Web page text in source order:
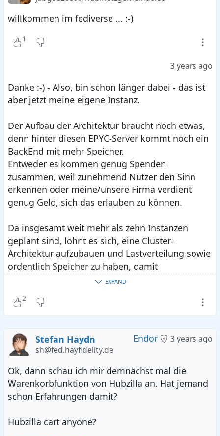
nomadischen Identität.
Euch doch einmal in der Zwischenzeit die
https://hubzilla.org/page/hubzilla/user_guide
willkommen im fediverse ... :-)
1
3 years ago
Danke :-) - Also, bin schon länger dabei - das ist
aber jetzt meine eigene Instanz.
Der Aufbau der Architektur braucht noch etwas,
denn hinter diesen EPYC-Server kommt noch ein
BackEnd mit mehr Speicher.
Entweder es kommen genug Spenden
zusammen, weil zunehmend Nutzer den Sinn
erkennen oder meine/unsere Firma verdient
genug Geld, sich das erlauben zu können.
Da insgesamt weit mehr als zehn Instanzen
geplant sind, lohnt es sich, eine Cluster-
Architektur aufzubauen und Lastverteilung sowie
ordentlich Speicher zu haben, damit
beispielsweise Künstler Videos hochladen
EXPAND
2
Endor 3 years ago
Stefan Haydn
sh@fed.hayfidelity.de
Ok, dann schau ich mir demnächst mal die
Warenkorbfunktion von Hubzilla an. Hat jemand
schon Erfahrungen damit?
Hubzilla cart anyone?